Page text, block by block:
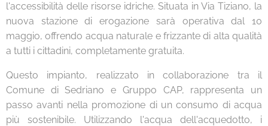
l'accessibilità delle risorse idriche. Situata in Via Tiziano, la
nuova stazione di erogazione sarà operativa dal 10
maggio, offrendo acqua naturale e frizzante di alta qualità
a tutti i cittadini, completamente gratuita.
Questo impianto, realizzato in collaborazione tra il
Comune di Sedriano e Gruppo CAP, rappresenta un
passo avanti nella promozione di un consumo di acqua
più sostenibile. Utilizzando l'acqua dell'acquedotto, i